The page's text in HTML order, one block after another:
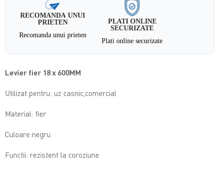
RECOMANDA UNUI
PRIETEN
Recomanda unui prieten
PLATI ONLINE
SECURIZATE
Plati online securizate
Levier fier 18 x 600MM
Utilizat pentru: uz casnic,comercial
Material: fier
Culoare:negru
Functii: rezistent la coroziune